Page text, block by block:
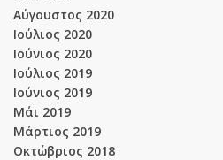
Αύγουστος 2020
Ιούλιος 2020
Ιούνιος 2020
Ιούλιος 2019
Ιούνιος 2019
Μάι 2019
Μάρτιος 2019
Οκτώβριος 2018